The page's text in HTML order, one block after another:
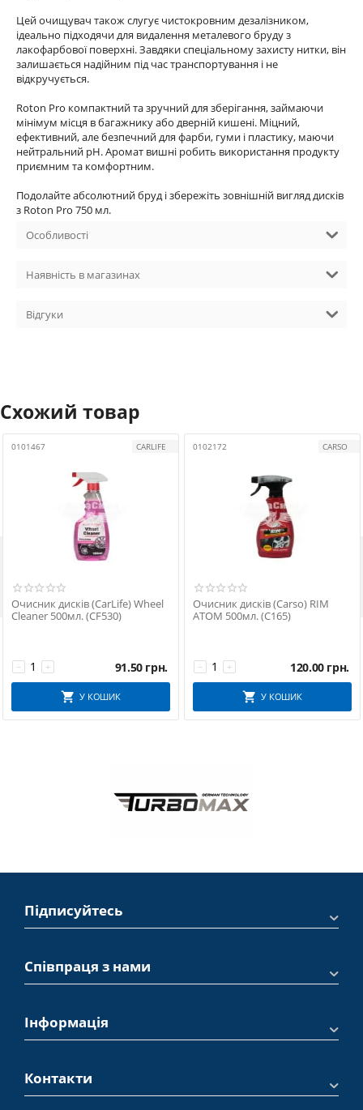
Цей очищувач також слугує чистокровним дезалізником,
ідеально підходячи для видалення металевого бруду з
лакофарбової поверхні. Завдяки спеціальному захисту нитки, він
залишається надійним під час транспортування і не
відкручується.
Roton Pro компактний та зручний для зберігання, займаючи
мінімум місця в багажнику або дверній кишені. Міцний,
ефективний, але безпечний для фарби, гуми і пластику, маючи
нейтральний pH. Аромат вишні робить використання продукту
приємним та комфортним.
Подолайте абсолютний бруд і збережіть зовнішній вигляд дисків
з Roton Pro 750 мл.
Особливості
Наявність в магазинах
Відгуки
Схожий товар
0101467 CARLIFE
Очисник дисків (CarLife) Wheel
Cleaner 500мл. (CF530)
+
− 91.50 грн.
У КОШИК
0102172 CARSO
Очисник дисків (Carso) RIM
ATOM 500мл. (C165)
+
− 120.00 грн.
У КОШИК
Підписуйтесь
Співпраця з нами
Інформація
Контакти